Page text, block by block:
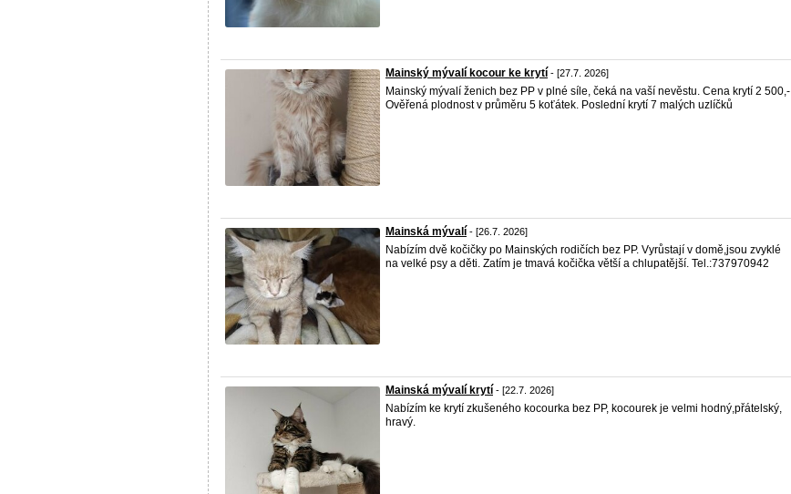
Mainský mývalí kocour ke krytí - [27.7. 2026]
Mainský mývalí ženich bez PP v plné síle, čeká na vaší nevěstu. Cena krytí 2 500,-
Ověřená plodnost v průměru 5 koťátek. Poslední krytí 7 malých uzlíčků
Mainská mývalí - [26.7. 2026]
Nabízím dvě kočičky po Mainských rodičích bez PP. Vyrůstají v domě,jsou zvyklé
na velké psy a děti. Zatím je tmavá kočička větší a chlupatější. Tel.:737970942
Mainská mývalí krytí - [22.7. 2026]
Nabízím ke krytí zkušeného kocourka bez PP, kocourek je velmi hodný,přátelský,
hravý.